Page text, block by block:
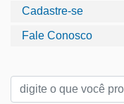
Cadastre-se
Fale Conosco